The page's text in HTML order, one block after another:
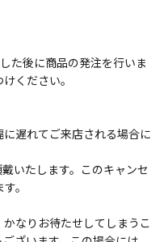
た後に商品の発注を行いま
ください。
遅れてご来店される場合に
いたします。このキャンセ
。
なりお待たせしてしまうこ